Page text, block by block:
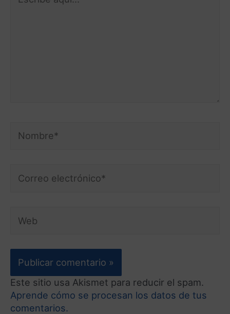
Este sitio usa Akismet para reducir el spam.
Aprende cómo se procesan los datos de tus
comentarios.